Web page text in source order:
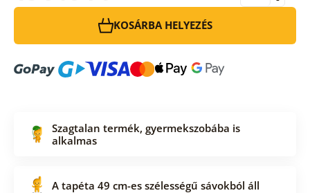
KOSÁRBA HELYEZÉS
Szagtalan termék, gyermekszobába is
alkalmas
A tapéta 49 cm-es szélességű sávokból áll